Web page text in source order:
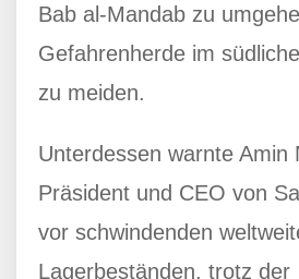
Bab al-Mandab zu
Gefahrenherde im
zu meiden.
Unterdessen warnte Amin
Präsident und CEO von
vor schwindenden
Lagerbeständen, trotz der